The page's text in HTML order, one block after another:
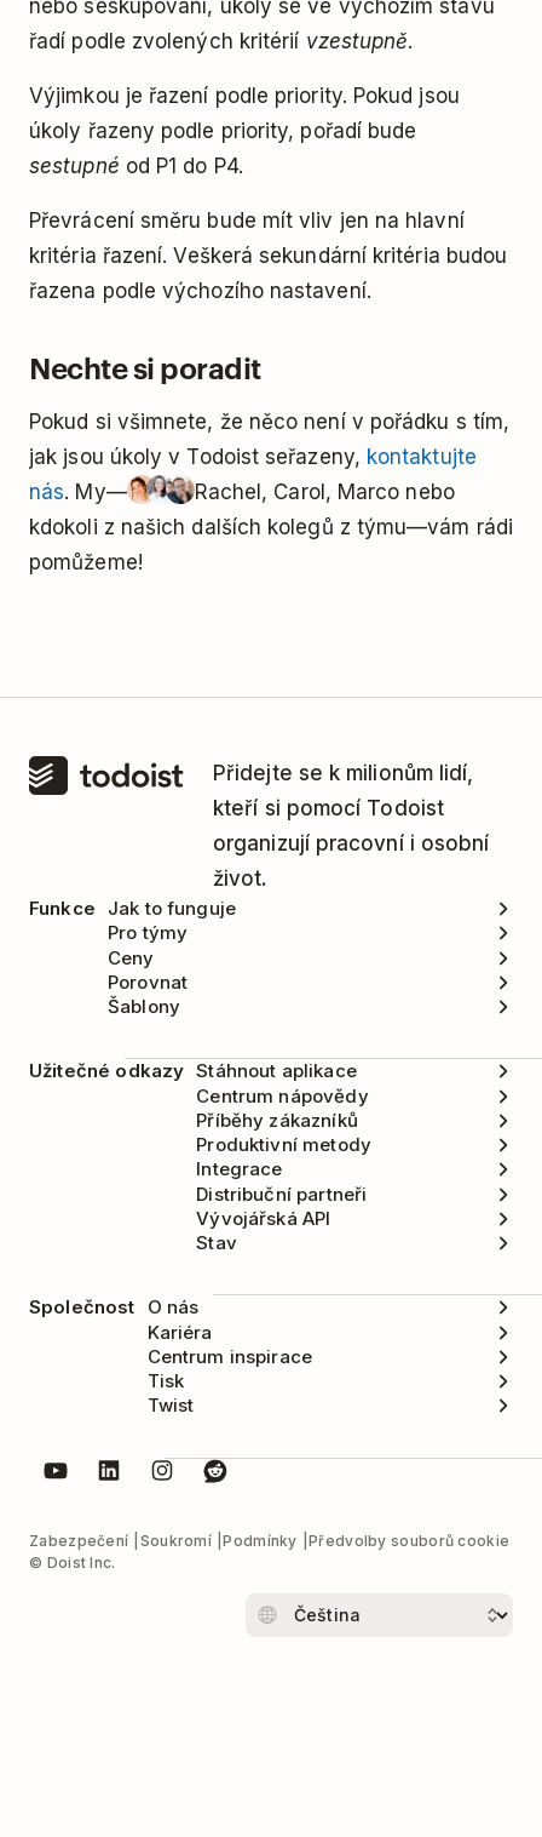
nebo seskupování, úkoly se ve výchozím stavu
řadí podle zvolených kritérií vzestupně.
Výjimkou je řazení podle priority. Pokud jsou
úkoly řazeny podle priority, pořadí bude
sestupné od P1 do P4.
Převrácení směru bude mít vliv jen na hlavní
kritéria řazení. Veškerá sekundární kritéria budou
řazena podle výchozího nastavení.
Nechte si poradit
Pokud si všimnete, že něco není v pořádku s tím,
jak jsou úkoly v Todoist seřazeny, kontaktujte
nás. My—
Rachel, Carol, Marco nebo
kdokoli z našich dalších kolegů z týmu—vám rádi
pomůžeme!
Přidejte se k milionům lidí,
kteří si pomocí Todoist
organizují pracovní i osobní
život.
Funkce
Jak to funguje
Pro týmy
Ceny
Porovnat
Šablony
Užitečné odkazy Stáhnout aplikace
Centrum nápovědy
Příběhy zákazníků
Produktivní metody
Integrace
Distribuční partneři
Vývojářská API
Stav
Společnost
O nás
Kariéra
Centrum inspirace
Tisk
Twist
Zabezpečení Soukromí Podmínky
Předvolby souborů cookie
© Doist Inc.